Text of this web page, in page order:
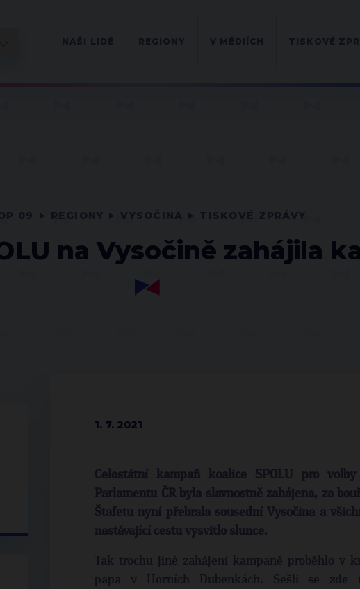
na Vysočině zahájila
1. 7. 2021
Celostátní kampaň koalice SPOLU pro
Parlamentu ČR byla slavnostně zahájena, za
Štafetu nyní přebrala sousední Vysočina a
nastávající cestu vysvitlo slunce.
Tak trochu jiné zahájení kampaně proběhlo v
papa v Horních Dubenkách. Sešli se zde